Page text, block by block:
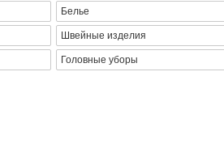
Белье
Швейные изделия
Головные уборы